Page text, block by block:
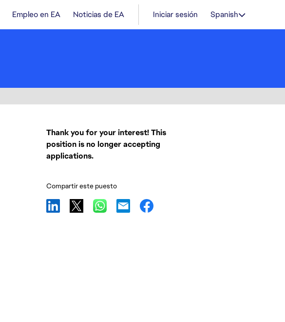
Empleo en EA Noticias de EA Iniciar sesión Spanish
Thank you for your interest! This
position is no longer accepting
applications.
Compartir este puesto